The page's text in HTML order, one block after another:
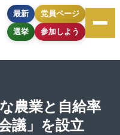
最新
選挙
党員ページ
参加しよう
農業と⾃給率
議」を設立